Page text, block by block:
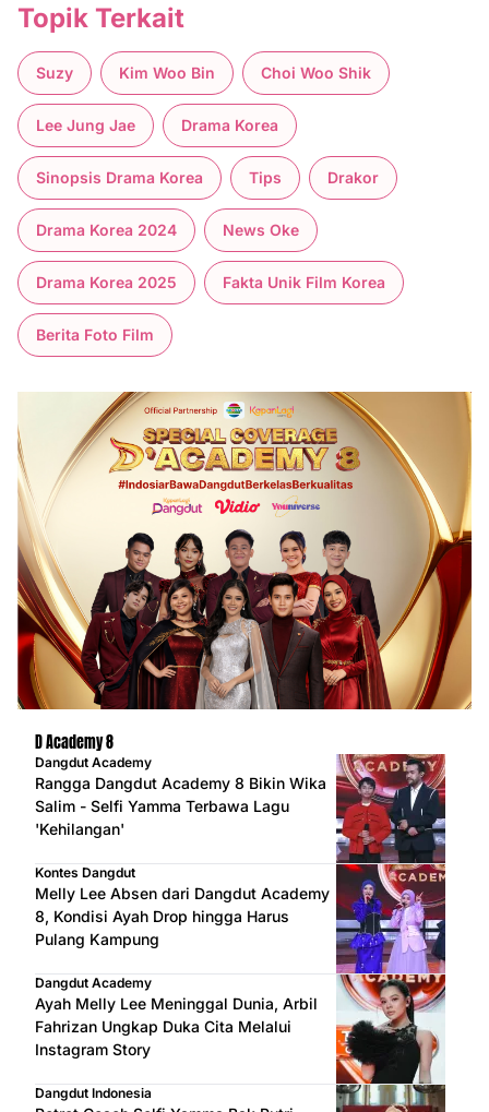
Topik Terkait
Suzy Kim Woo Bin Choi Woo Shik
Lee Jung Jae Drama Korea
Sinopsis Drama Korea Tips Drakor
Drama Korea 2024 News Oke
Drama Korea 2025 Fakta Unik Film Korea
Berita Foto Film
D Academy 8
Dangdut Academy
Rangga Dangdut Academy 8 Bikin Wika
Salim - Selfi Yamma Terbawa Lagu
'Kehilangan'
Kontes Dangdut
Melly Lee Absen dari Dangdut Academy
8, Kondisi Ayah Drop hingga Harus
Pulang Kampung
Dangdut Academy
Ayah Melly Lee Meninggal Dunia, Arbil
Fahrizan Ungkap Duka Cita Melalui
Instagram Story
Dangdut Indonesia